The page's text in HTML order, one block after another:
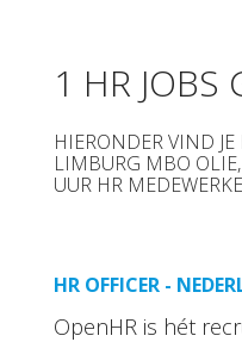
1 HR JOBS
HIERONDER VIND
LIMBURG MBO
UUR HR
HR OFFICER -
OpenHR is hét